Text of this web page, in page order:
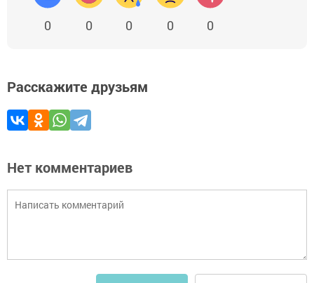
0 0 0 0 0
Расскажите друзьям
Нет комментариев